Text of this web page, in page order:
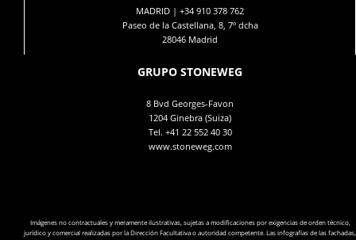
MADRID | +34 910 378 762
Paseo de la Castellana, 8, 7º dcha
28046 Madrid
GRUPO STONEWEG
8 Bvd Georges-Favon
1204 Ginebra (Suiza)
Tel. +41 22 552 40 30
www.stoneweg.com
Imágenes no contractuales y meramente ilustrativas, sujetas a modificaciones por exigencias de orden técnico,
jurídico y comercial realizadas por la Dirección Facultativa o autoridad competente. Las infografías de las fachadas,